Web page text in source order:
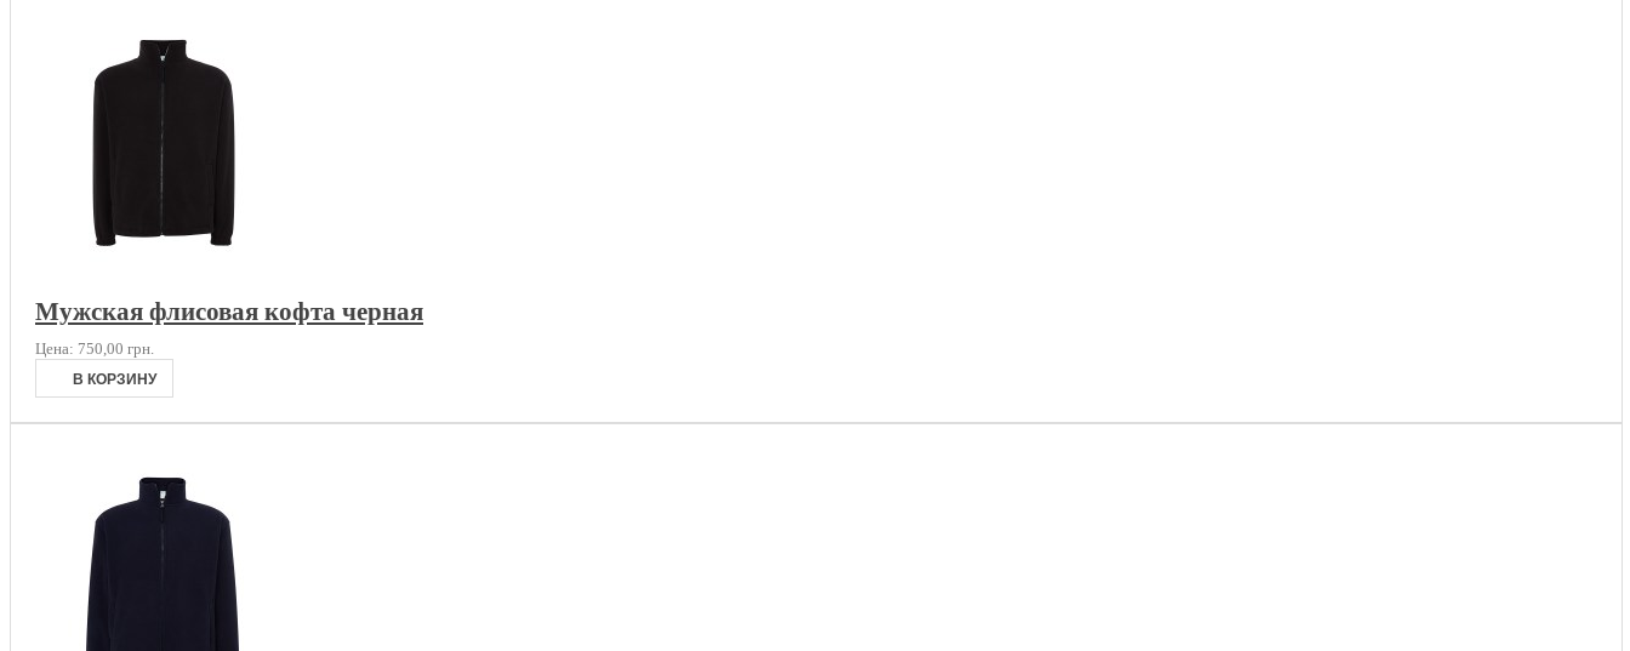
Мужская флисовая кофта черная
Цена: 750,00 грн.